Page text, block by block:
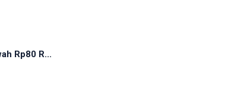
Rp80 R...